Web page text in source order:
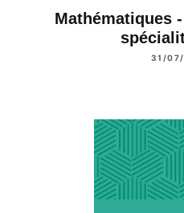
Mathématiques
31/